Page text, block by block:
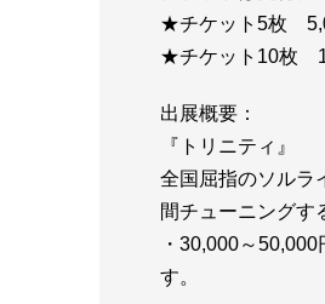
★チケット5枚
★チケット10枚
出展概要：
『トリニティ』
全国屈指のソルラ
間チューニングす
・30,000～
す。